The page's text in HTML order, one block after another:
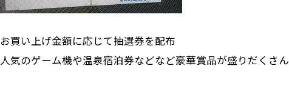
お買い上げ金額に応じて抽選券を配布
人気のゲーム機や温泉宿泊券などなど豪華賞品が盛りだくさん